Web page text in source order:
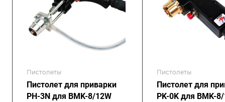
Пистолеты
Пистолет для приварки
PH-3N для BMK-8/12W
Пистолеты
Пистолет для
PK-0K для BMK-